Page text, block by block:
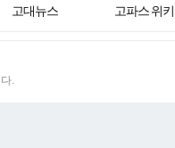
고대뉴스
고파스 위키
.